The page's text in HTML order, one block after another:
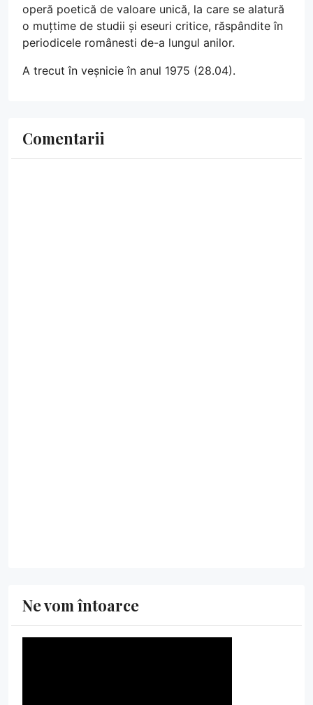
operă poetică de valoare unică, la care se alatură
o muțtime de studii și eseuri critice, răspândite în
periodicele românesti de-a lungul anilor.
A trecut în veșnicie în anul 1975 (28.04).
Comentarii
Ne vom întoarce